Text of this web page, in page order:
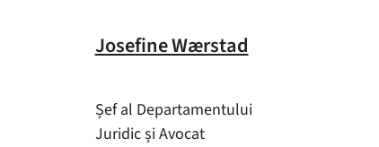
Josefine Wærstad
Șef al Departamentului
Juridic și Avocat